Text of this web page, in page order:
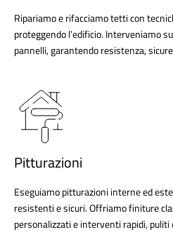
Ripariamo e rifacciamo tetti con
proteggendo l’edificio. Interveniamo
pannelli, garantendo resistenza,
Pitturazioni
Eseguiamo pitturazioni interne ed
resistenti e sicuri. Offriamo finiture
personalizzati e interventi rapidi, puliti